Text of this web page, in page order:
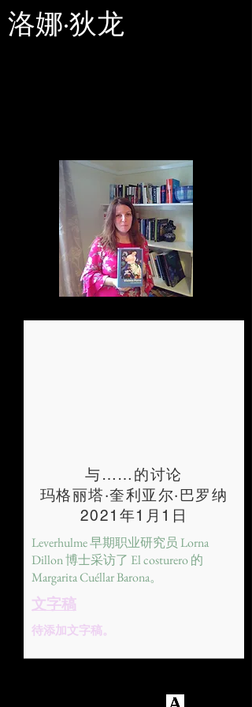
洛娜·狄龙
与……的讨论
玛格丽塔·奎利亚尔·巴罗纳
2021年1月1日
Leverhulme 早期职业研究员 Lorna
Dillon 博士采访了 El costurero 的
Margarita Cuéllar Barona。
文字稿
待添加文字稿。